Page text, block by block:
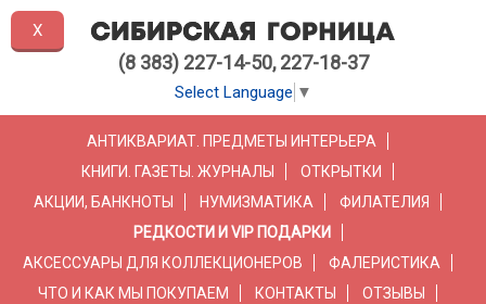
(8 383) 227-14-50, 227-18-37
Select Language ▼
АНТИКВАРИАТ. ПРЕДМЕТЫ ИНТЕРЬЕРА
КНИГИ. ГАЗЕТЫ. ЖУРНАЛЫ
ОТКРЫТКИ
АКЦИИ, БАНКНОТЫ
НУМИЗМАТИКА
ФИЛАТЕЛИЯ
РЕДКОСТИ И VIP ПОДАРКИ
АКСЕССУАРЫ ДЛЯ КОЛЛЕКЦИОНЕРОВ
ФАЛЕРИСТИКА
ЧТО И КАК МЫ ПОКУПАЕМ
КОНТАКТЫ
ОТЗЫВЫ
X